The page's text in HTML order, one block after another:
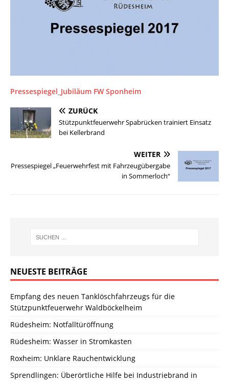
Pressespiegel_Jubiläum FW Sponheim
ZURÜCK
Stützpunktfeuerwehr Spabrücken trainiert Einsatz
bei Kellerbrand
WEITER
Pressespiegel „Feuerwehrfest mit Fahrzeugübergabe
in Sommerloch“
NEUESTE BEITRÄGE
Empfang des neuen Tanklöschfahrzeugs für die
Stützpunktfeuerwehr Waldböckelheim
Rüdesheim: Notfalltüröffnung
Rüdesheim: Wasser in Stromkasten
Roxheim: Unklare Rauchentwicklung
Sprendlingen: Überörtliche Hilfe bei Industriebrand in